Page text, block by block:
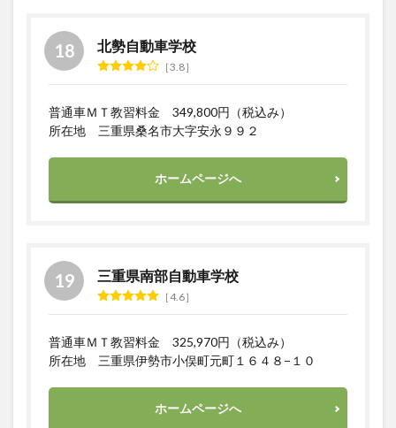
北勢自動車学校
3.8
普通車ＭＴ教習料金 349,800円（税込み）
所在地 三重県桑名市大字安永９９２
ホームページへ
三重県南部自動車学校
4.6
普通車ＭＴ教習料金 325,970円（税込み）
所在地 三重県伊勢市小俣町元町１６４８−１０
ホームページへ